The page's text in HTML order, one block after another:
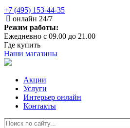
+7 (495) 153-44-35
онлайн 24/7
Режим работы:
Ежедневно с 09.00 до 21.00
Где купить
Наши магазины
Акции
Услуги
Интерьер онлайн
Контакты